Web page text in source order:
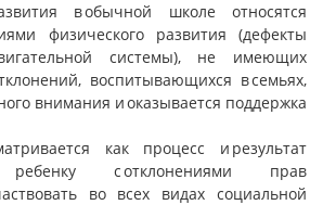
в обычной школе относятся
физического развития (дефекты
системы), не имеющих
воспитывающихся в семьях,
внимания и оказывается поддержка
как процесс и результат
ребенку с отклонениями прав
во всех видах социальной